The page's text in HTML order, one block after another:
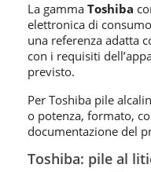
La gamma Toshiba
elettronica di
una referenza adatta
con i requisiti
previsto.
Per Toshiba pile
o potenza, formato,
documentazione del
Toshiba: pile al